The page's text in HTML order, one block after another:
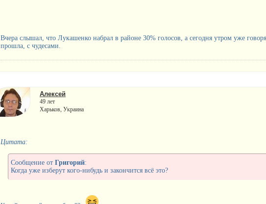
Вчера слышал, что Лукашенко набрал в районе 30% голосов, а сегодня утром уже
прошла, с чудесами.
Алексей
49 лет
Харьков, Украина
Цитата:
Сообщение от Григорий:
Когда уже изберут кого-нибудь и закончится всё это?